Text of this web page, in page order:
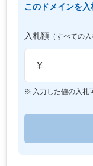
このドメインを
入札額 （すべての
¥
入力した値の入札